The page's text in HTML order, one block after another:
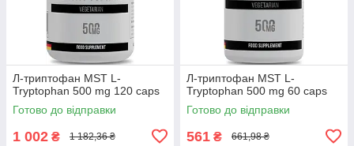
Л-триптофан MST L-
Tryptophan 500 mg 120 caps
Готово до відправки
1 002 ₴ 1 182,36 ₴
Л-триптофан MST L-
Tryptophan 500 mg 60 caps
Готово до відправки
561 ₴ 661,98 ₴